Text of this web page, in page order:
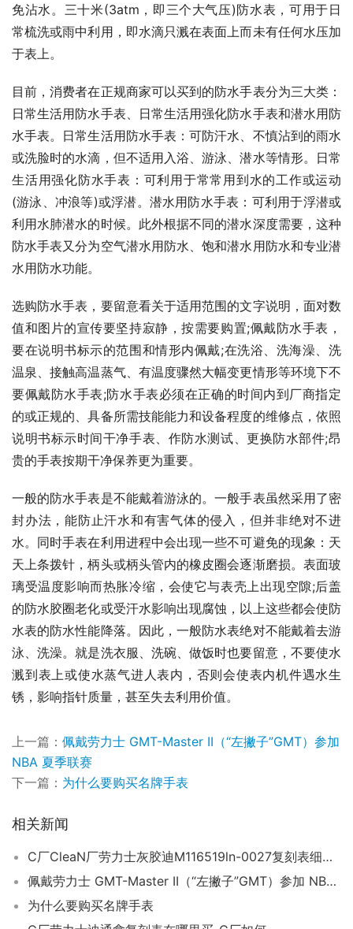
免沾水。三十米(3atm，即三个大气压)防水表，可用于日
常梳洗或雨中利用，即水滴只溅在表面上而未有任何水压加
于表上。
目前，消费者在正规商家可以买到的防水手表分为三大类：
日常生活用防水手表、日常生活用强化防水手表和潜水用防
水手表。日常生活用防水手表：可防汗水、不慎沾到的雨水
或洗脸时的水滴，但不适用入浴、游泳、潜水等情形。日常
生活用强化防水手表：可利用于常常用到水的工作或运动
(游泳、冲浪等)或浮潜。潜水用防水手表：可利用于浮潜或
利用水肺潜水的时候。此外根据不同的潜水深度需要，这种
防水手表又分为空气潜水用防水、饱和潜水用防水和专业潜
水用防水功能。
选购防水手表，要留意看关于适用范围的文字说明，面对数
值和图片的宣传要坚持寂静，按需要购置;佩戴防水手表，
要在说明书标示的范围和情形内佩戴;在洗浴、洗海澡、洗
温泉、接触高温蒸气、有温度骤然大幅变更情形等环境下不
要佩戴防水手表;防水手表必须在正确的时间内到厂商指定
的或正规的、具备所需技能能力和设备程度的维修点，依照
说明书标示时间干净手表、作防水测试、更换防水部件;昂
贵的手表按期干净保养更为重要。
一般的防水手表是不能戴着游泳的。一般手表虽然采用了密
封办法，能防止汗水和有害气体的侵入，但并非绝对不进
水。同时手表在利用进程中会出现一些不可避免的现象：天
天上条拨针，柄头或柄头管内的橡皮圈会逐渐磨损。表面玻
璃受温度影响而热胀冷缩，会使它与表壳上出现空隙;后盖
的防水胶圈老化或受汗水影响出现腐蚀，以上这些都会使防
水表的防水性能降落。因此，一般防水表绝对不能戴着去游
泳、洗澡。就是洗衣服、洗碗、做饭时也要留意，不要使水
溅到表上或使水蒸气进人表内，否则会使表内机件遇水生
锈，影响指针质量，甚至失去利用价值。
上一篇： 佩戴劳力士 GMT-Master II（“左撇子”GMT）参加
NBA 夏季联赛
下一篇： 为什么要购买名牌手表
相关新闻
C厂CleaN厂劳力士灰胶迪M116519ln-0027复刻表细节深度评测-C厂迪手表好在哪里
佩戴劳力士 GMT-Master II（“左撇子”GMT）参加 NBA 夏季联赛
为什么要购买名牌手表